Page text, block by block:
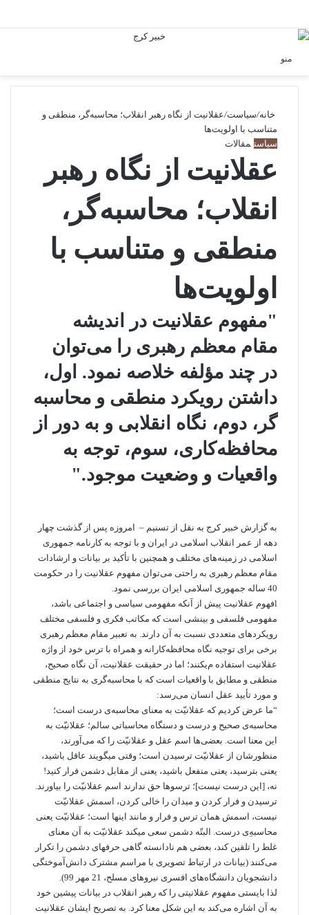
منو
خانه/سیاست/عقلانیت از نگاه رهبر انقلاب؛ محاسبه­‌گر، منطقی و
متناسب با اولویت­‌ها
سیاست مقالات
عقلانیت از نگاه رهبر
انقلاب؛ محاسبه­‌گر،
منطقی و متناسب با
اولویت­‌ها
"مفهوم عقلانیت در اندیشه
مقام معظم رهبری را می‌­توان
در چند مؤلفه خلاصه نمود. اول،
داشتن رویکرد منطقی و محاسبه­‌
گر، دوم، نگاه انقلابی و به دور از
محافظه­‌کاری، سوم، توجه به
واقعیات و وضعیت موجود."
به گزارش خبیر کرج به نقل از تسنیم – امروزه پس از گذشت چهار
دهه از عمر انقلاب اسلامی در ایران و با توجه به کارنامه جمهوری
اسلامی در زمینه­‌های مختلف و همچنین با تأکید بر بیانات و ارشادات
مقام معظم رهبری به راحتی می‌­توان مفهوم عقلانیت را در حکومت
40 ساله جمهوری اسلامی ایران بررسی نمود.
lفهوم عقلانیت پیش از آن­که مفهومی سیاسی و اجتماعی باشد،
مفهومی فلسفی و بینشی است که مکاتب فکری و فلسفی مختلف
رویکردهای متعددی نسبت به آن دارند. به تعبیر مقام معظم رهبری
برخی برای توجیه نگاه محافظه­‌کارانه و همراه با ترس خود از واژه
عقلانیت استفاده م‌ی­کنند؛ اما در حقیقت عقلانیت، آن نگاه صحیح،
منطقی و مطابق با واقعیات است که با محاسبه‌گری به نتایج منطقی
و مورد تأیید عقل انسان می­‌رسد:
“ما عرض کردیم که عقلانیّت به معنای محاسبه‌ی درست است؛
محاسبه‌ی صحیح و درست و دستگاه محاسباتی سالم؛ عقلانیّت به
این معنا است. بعضی‌ها اسم عقل و عقلانیّت را که می‌آورند،
منظورشان از عقلانیّت ترسیدن است؛ وقتی میگویند عاقل باشید،
یعنی بترسید، یعنی منفعل باشید، یعنی از مقابل دشمن فرار کنید!
نه، [این درست نیست]؛ ترسوها حق ندارند اسم عقلانیّت را بیاورند.
ترسیدن و فرار کردن و میدان را خالی کردن، اسمش عقلانیّت
نیست، اسمش همان ترس و فرار و مانند اینها است؛ عقلانیّت یعنی
محاسبه‌ِی درست. البتّه دشمن سعی میکند عقلانیّت به آن معنای
غلط را تلقین کند، بعضی هم نادانسته گاهی حرفهای دشمن را تکرار
می‌کنند (بیانات در ارتباط تصویری با مراسم مشترک دانش‌آموختگی
دانشجویان دانشگاه‌های افسری نیروهای مسلح، 21 مهر 99).
لذا بایستی مفهوم عقلانیتی را که رهبر انقلاب در بیانات پیشین خود
به آن اشاره می­‌کند به این شکل معنا کرد. به تصریح ایشان عقلانیت